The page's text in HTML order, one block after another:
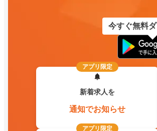
今すぐ無料
アプリ限定
新着求人を
通知でお知らせ
アプリ限定